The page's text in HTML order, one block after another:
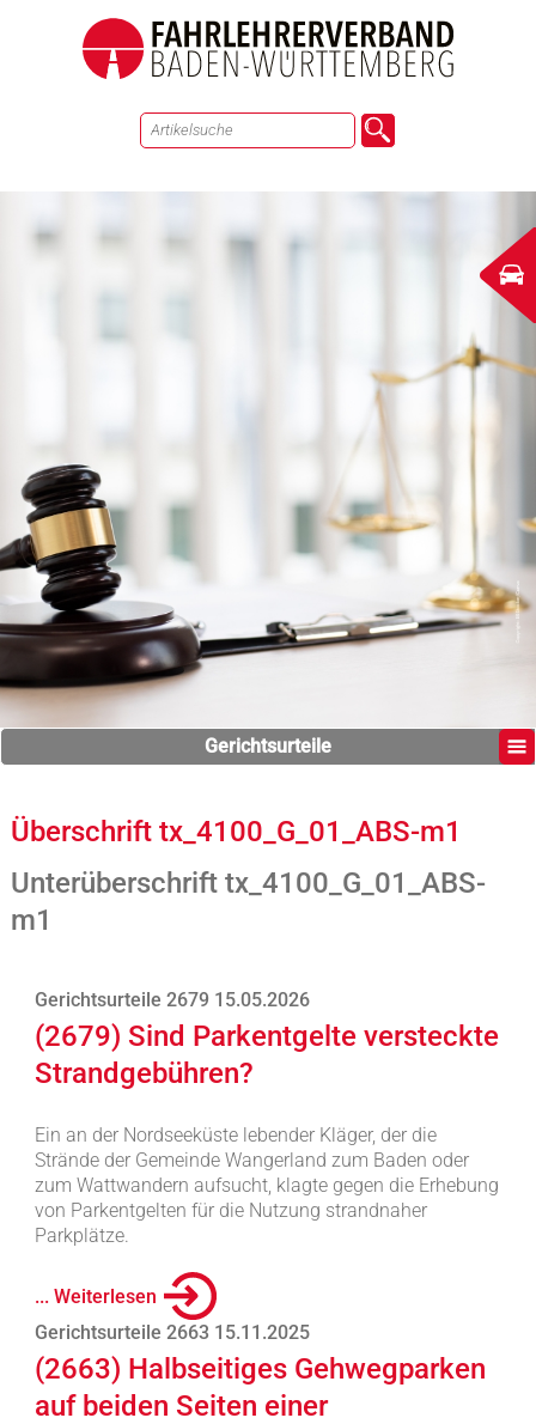
Gerichtsurteile
Überschrift tx_4100_G_01_ABS-m1
Unterüberschrift tx_4100_G_01_ABS-
m1
Gerichtsurteile 2679 15.05.2026
(2679) Sind Parkentgelte versteckte
Strandgebühren?
Ein an der Nordseeküste lebender Kläger, der die
Strände der Gemeinde Wangerland zum Baden oder
zum Wattwandern aufsucht, klagte gegen die Erhebung
von Parkentgelten für die Nutzung strandnaher
Parkplätze.
... Weiterlesen
Gerichtsurteile 2663 15.11.2025
(2663) Halbseitiges Gehwegparken
auf beiden Seiten einer